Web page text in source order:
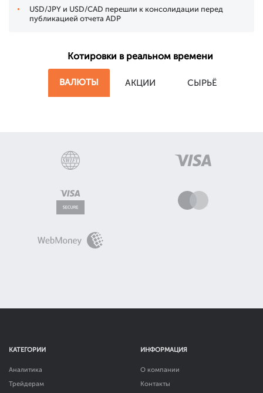
USD/JPY и USD/CAD перешли к консолидации перед
публикацией отчета ADP
Котировки в реальном времени
ВАЛЮТЫ АКЦИИ СЫРЬЁ
КАТЕГОРИИ
Аналитика
Трейдерам
ИНФОРМАЦИЯ
О компании
Контакты